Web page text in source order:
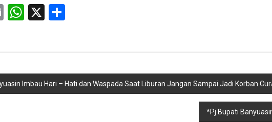
EmailWhatsApp
X
Imbau Hari – Hati dan Waspada Saat Liburan Jangan Sampai Jadi Korban
*Pj Bupati